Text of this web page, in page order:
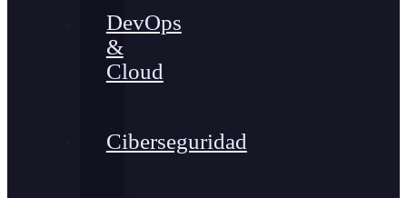
DevOps
&
Cloud
Ciberseguridad